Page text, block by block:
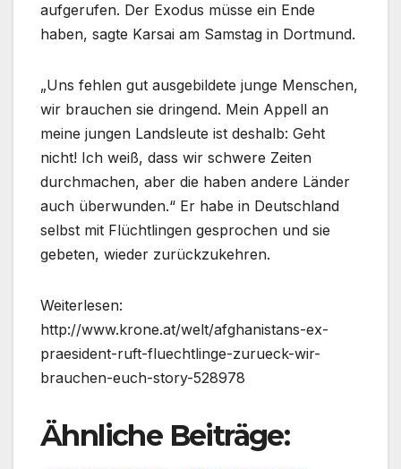
aufgerufen. Der Exodus müsse ein Ende
haben, sagte Karsai am Samstag in Dortmund.
„Uns fehlen gut ausgebildete junge Menschen,
wir brauchen sie dringend. Mein Appell an
meine jungen Landsleute ist deshalb: Geht
nicht! Ich weiß, dass wir schwere Zeiten
durchmachen, aber die haben andere Länder
auch überwunden.“ Er habe in Deutschland
selbst mit Flüchtlingen gesprochen und sie
gebeten, wieder zurückzukehren.
Weiterlesen:
http://www.krone.at/welt/afghanistans-ex-
praesident-ruft-fluechtlinge-zurueck-wir-
brauchen-euch-story-528978
Ähnliche Beiträge: